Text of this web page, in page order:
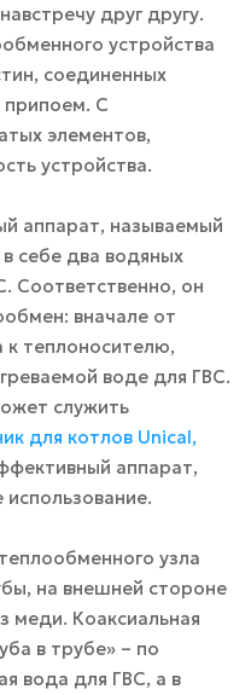
друг другу.
устройства
соединенных
припоем. С
элементов,
устройства.
аппарат, называемый
себе два водяных
Соответственно, он
вначале от
к теплоносителю,
воде для ГВС.
служить
для котлов Unical,
аппарат,
узла
на внешней стороне
меди. Коаксиальная
в трубе» – по
вода для ГВС, а в